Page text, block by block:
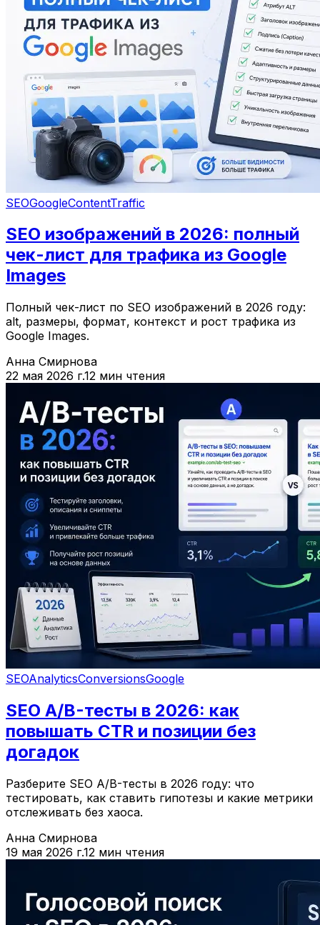
SEOGoogleContentTraffic
SEO изображений в 2026: полный
чек-лист для трафика из Google
Images
Полный чек-лист по SEO изображений в 2026 году:
alt, размеры, формат, контекст и рост трафика из
Google Images.
Анна Смирнова
22 мая 2026 г.12 мин чтения
SEOAnalyticsConversionsGoogle
SEO A/B-тесты в 2026: как
повышать CTR и позиции без
догадок
Разберите SEO A/B-тесты в 2026 году: что
тестировать, как ставить гипотезы и какие метрики
отслеживать без хаоса.
Анна Смирнова
19 мая 2026 г.12 мин чтения